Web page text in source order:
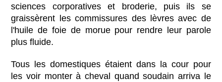
sciences corporatives et broderie, puis ils se
graissèrent les commissures des lèvres avec de
l'huile de foie de morue pour rendre leur parole
plus fluide.
Tous les domestiques étaient dans la cour pour
les voir monter à cheval quand soudain arriva le